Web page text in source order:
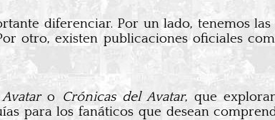
diferenciar. Por un lado, tenemos
otro, existen publicaciones oficiales
o Crónicas del Avatar, que
para los fanáticos que desean